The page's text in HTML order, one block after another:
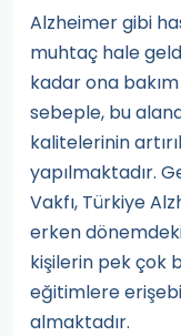
Alzheimer gibi
muhtaç hale
kadar ona
sebeple, bu
kalitelerinin
yapılmaktadır.
Vakfı, Türkiye
erken
kişilerin pek çok
eğitimlere
almaktadır.